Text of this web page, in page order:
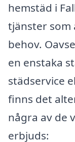
hemstäd i
tjänster som
behov.
en enstaka
städservice
finns det
några av de
erbjuds: